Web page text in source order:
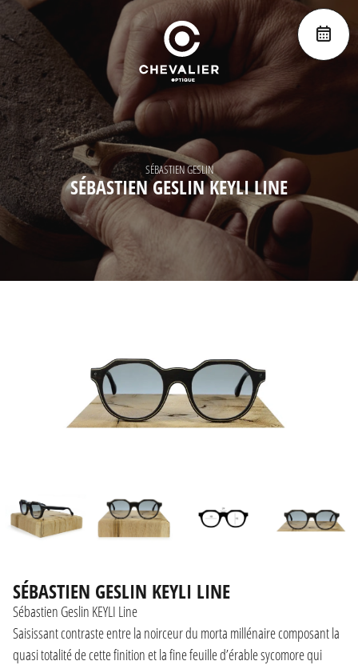
SÉBASTIEN GESLIN
SÉBASTIEN GESLIN KEYLI LINE
SÉBASTIEN GESLIN KEYLI LINE
Sébastien Geslin KEYLI Line
Saisissant contraste entre la noirceur du morta millénaire composant la
quasi totalité de cette finition et la fine feuille d’érable sycomore qui